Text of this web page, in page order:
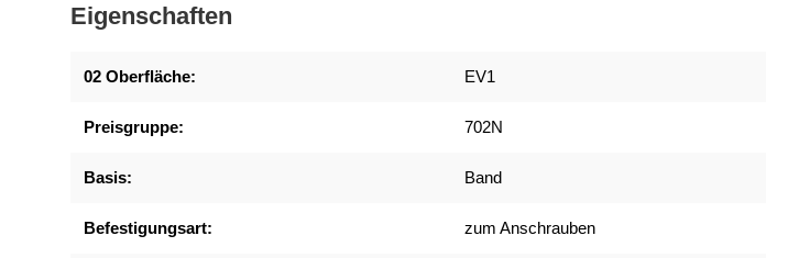
Eigenschaften
02 Oberfläche: EV1
Preisgruppe: 702N
Basis: Band
Befestigungsart: zum Anschrauben